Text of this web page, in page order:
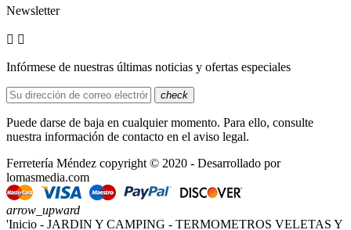
Newsletter
 
Infórmese de nuestras últimas noticias y ofertas especiales
check
Puede darse de baja en cualquier momento. Para ello, consulte
nuestra información de contacto en el aviso legal.
Ferretería Méndez copyright © 2020 - Desarrollado por
lomasmedia.com
arrow_upward
'Inicio - JARDIN Y CAMPING - TERMOMETROS VELETAS Y